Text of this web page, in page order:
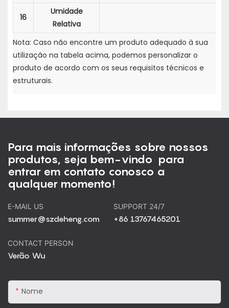
16
Umidade
Relativa
Nota: Caso não encontre um produto adequado à sua
utilização na tabela acima, podemos personalizar o
produto de acordo com os seus requisitos técnicos e
estruturais.
Para mais informações sobre nossos
produtos, seja bem-vindo para
entrar em contato conosco a
qualquer momento!
E-MAIL US
summer@szdeheng.com
SUPPORT 24/7
+86 13767465201
CONTACT PERSON
Verão Wu
Nome